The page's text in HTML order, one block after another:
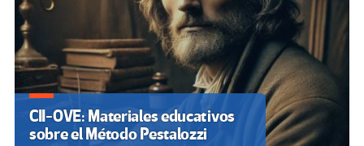
CII-OVE: Materiales educativos
sobre el Método Pestalozzi